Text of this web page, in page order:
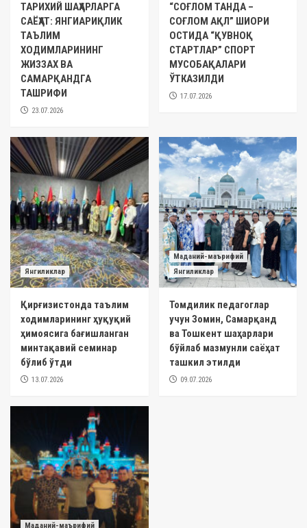
ТАРИХИЙ ШАҲАРЛАРГА
САЁҲАТ: ЯНГИАРИҚЛИК
ТАЪЛИМ
ХОДИМЛАРИНИНГ
ЖИЗЗАХ ВА
САМАРҚАНДГА
ТАШРИФИ
23.07.2026
“СОҒЛОМ ТАНДА –
СОҒЛОМ АҚЛ” ШИОРИ
ОСТИДА “ҚУВНОҚ
СТАРТЛАР” СПОРТ
МУСОБАҚАЛАРИ
ЎТКАЗИЛДИ
17.07.2026
Янгиликлар
Қирғизистонда таълим
ходимларининг ҳуқуқий
ҳимоясига бағишланган
минтақавий семинар
бўлиб ўтди
13.07.2026
Маданий-маърифий
Янгиликлар
Томдилик педагоглар
учун Зомин, Самарқанд
ва Тошкент шаҳарлари
бўйлаб мазмунли саёҳат
ташкил этилди
09.07.2026
Маданий-маърифий